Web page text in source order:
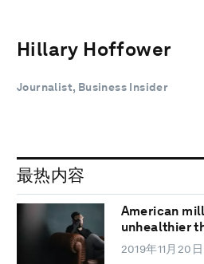
Hillary Hoffower
Journalist, Business Insider
最热内容
American
unhealthier
2019年11月20日